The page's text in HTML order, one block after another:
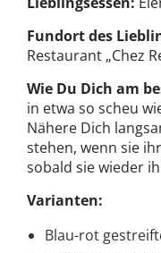
Fundort des
Restaurant „Chez
Wie Du Dich am
in etwa so scheu
Nähere Dich
stehen, wenn sie
sobald sie wieder
Varianten:
Blau-rot